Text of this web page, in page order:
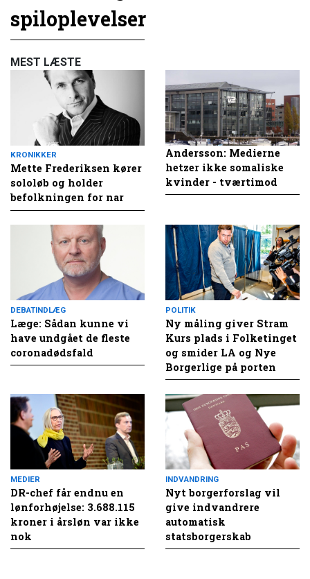
spiloplevelser
MEST LÆSTE
KRONIKKER
Mette Frederiksen kører
sololøb og holder
befolkningen for nar
Andersson: Medierne
hetzer ikke somaliske
kvinder - tværtimod
DEBATINDLÆG
Læge: Sådan kunne vi
have undgået de fleste
coronadødsfald
POLITIK
Ny måling giver Stram
Kurs plads i Folketinget
og smider LA og Nye
Borgerlige på porten
MEDIER
DR-chef får endnu en
lønforhøjelse: 3.688.115
kroner i årsløn var ikke
nok
INDVANDRING
Nyt borgerforslag vil
give indvandrere
automatisk
statsborgerskab